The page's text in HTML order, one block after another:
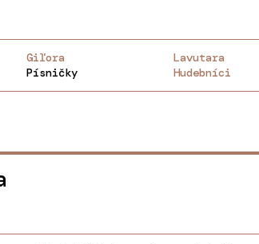
Giľora
Písničky
Lavutara
Hudebníci